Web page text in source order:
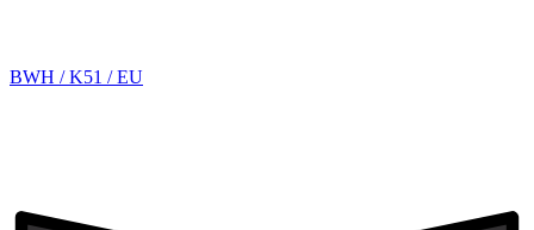
BWH / K51 / EU